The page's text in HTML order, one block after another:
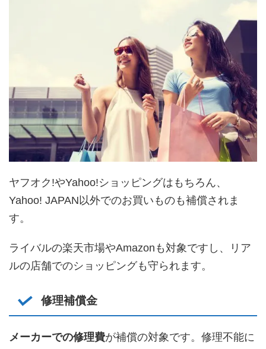
ヤフオク!やYahoo!ショッピングはもちろん、
Yahoo! JAPAN以外でのお買いものも補償されま
す。
ライバルの楽天市場やAmazonも対象ですし、リア
ルの店舗でのショッピングも守られます。
修理補償金
メーカーでの修理費が補償の対象です。修理不能に